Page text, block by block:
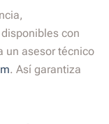
con
un asesor técnico
. Así garantiza